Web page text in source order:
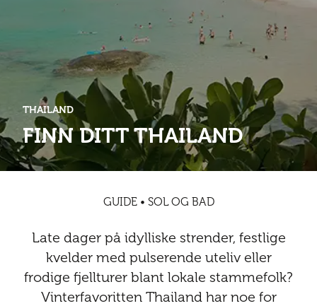
Kultur
Mat og drikke
Natur
Nyheter
Safari
Storby
Trender
Sør-Amerika
Abonnementsfordeler
Våre vilkår og personvernpolicy
Presse
Annonsere
Kontakt
Abonnementsfordeler
Digitalutgaver
Safari Sol og bad
Spa og luksus Storby
Trender Vinter
Kontakt
THAILAND
FINN DITT THAILAND
GUIDE • SOL OG BAD
Late dager på idylliske strender, festlige
kvelder med pulserende uteliv eller
frodige fjellturer blant lokale stammefolk?
Vinterfavoritten Thailand har noe for